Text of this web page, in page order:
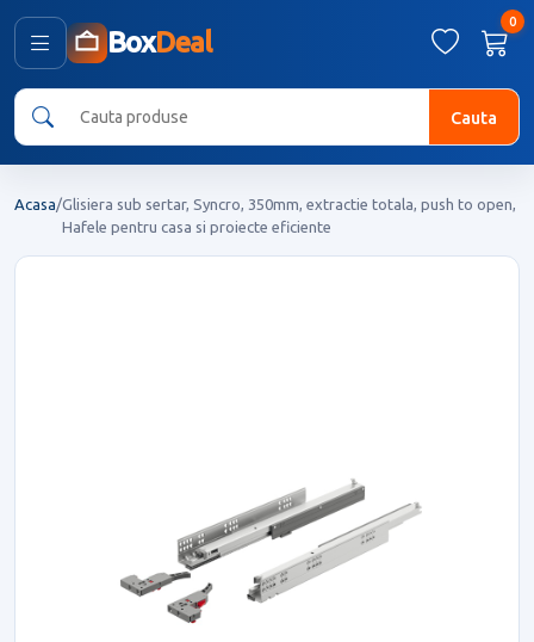
BoxDeal
0
Cauta
Acasa/Glisiera sub sertar, Syncro, 350mm, extractie totala, push to open,
Hafele pentru casa si proiecte eficiente